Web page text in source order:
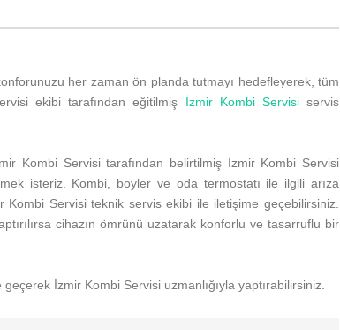
her zaman ön planda tutmayı hedefleyerek, tüm
ekibi tarafından eğitilmiş İzmir Kombi Servisiservis
Kombi Servisi tarafından belirtilmiş İzmir Kombi Servisi
isteriz. Kombi, boyler ve oda termostatı ile ilgili arıza
Kombi Servisi teknik servis ekibi ile iletişime geçebilirsiniz.
cihazın ömrünü uzatarak konforlu ve tasarruflu bir
İzmir Kombi Servisi uzmanlığıyla yaptırabilirsiniz.